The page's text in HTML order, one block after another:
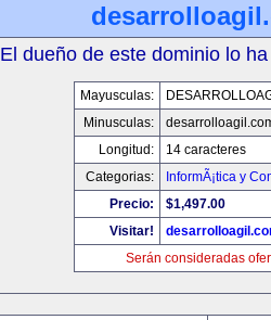
El dueño de este dominio lo
Mayusculas:
Minusculas:
Longitud:
14 caracteres
Categorias:
InformÃ¡tica y
Precio:
$1,497.00
Visitar!
Serán consideradas